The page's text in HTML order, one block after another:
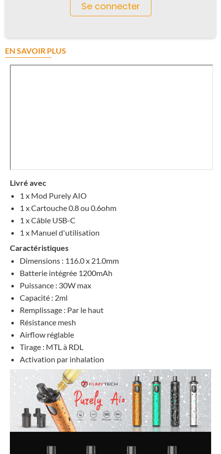
Se connecter
EN SAVOIR PLUS
Livré avec
1 x Mod Purely AIO
1 x Cartouche 0.8 ou 0.6ohm
1 x Câble USB-C
1 x Manuel d'utilisation
Caractéristiques
Dimensions : 116.0 x 21.0mm
Batterie intégrée 1200mAh
Puissance : 30W max
Capacité : 2ml
Remplissage : Par le haut
Résistance mesh
Airflow réglable
Tirage : MTL à RDL
Activation par inhalation